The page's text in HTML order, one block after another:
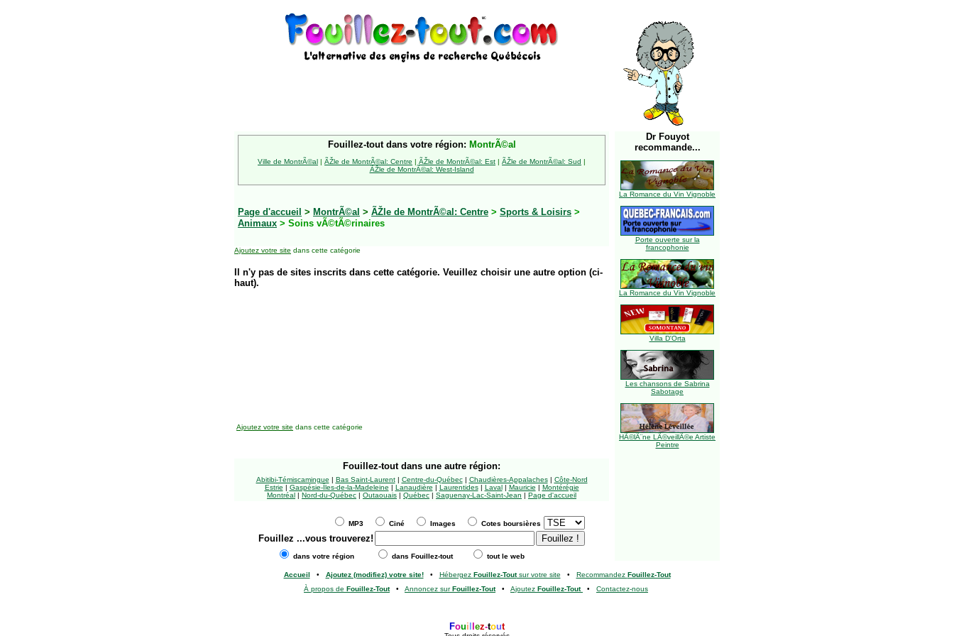
Fouillez-tout dans votre région: MontrÃ©al
Ville de MontrÃ©al | ÃŽle de MontrÃ©al: Centre | ÃŽle de MontrÃ©al: Est | ÃŽle de MontrÃ©al: Sud |
ÃŽle de MontrÃ©al: West-Island
Page d'accueil > MontrÃ©al > ÃŽle de MontrÃ©al: Centre > Sports & Loisirs >
Animaux > Soins vÃ©tÃ©rinaires
Ajoutez votre site dans cette catégorie
Il n'y pas de sites inscrits dans cette catégorie. Veuillez choisir une autre option (ci-
haut).
Dr Fouyot
recommande...
La Romance du Vin Vignoble
Porte ouverte sur la
francophonie
La Romance du Vin Vignoble
Villa D'Orta
Les chansons de Sabrina
Sabotage
HÃ©lÃ¨ne LÃ©veillÃ©e Artiste
Peintre
Ajoutez votre site dans cette catégorie
Fouillez-tout dans une autre région:
Abitibi-Témiscamingue | Bas Saint-Laurent| Centre-du-Québec| Chaudières-Appalaches| Côte-Nord
Estrie | Gaspésie-Îles-de-la-Madeleine | Lanaudière | Laurentides| Laval| Mauricie | Montérégie
Montréal | Nord-du-Québec | Outaouais | Québec | Saguenay-Lac-Saint-Jean | Page d'accueil
MP3 Ciné Images Cotes boursières
Fouillez ...vous trouverez!
dans votre région dans Fouillez-tout tout le web
Accueil • Ajoutez (modifiez) votre site!• Hébergez Fouillez-Toutsur votre site • Recommandez Fouillez-Tout
À propos de Fouillez-Tout• Annoncez surFouillez-Tout• Ajoutez Fouillez-Tout • Contactez-nous
Foui ez-tout